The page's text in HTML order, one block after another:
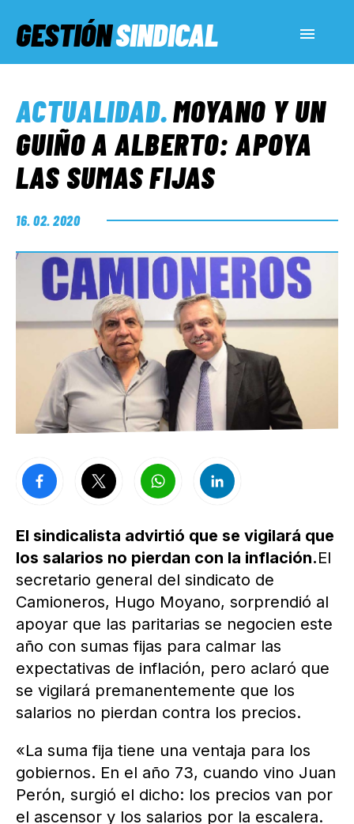
GESTIÓNSINDICAL
SERVICIOS SOCIALES
INFORMES ESPECIALES
FUERA DE MEGÁFONO
EL LADO «G»
ACTUALIDAD.MOYANO Y UN
GUIÑO A ALBERTO: APOYA
LAS SUMAS FIJAS
16. 02. 2020
El sindicalista advirtió que se vigilará que
los salarios no pierdan con la inflación.El
secretario general del sindicato de
Camioneros, Hugo Moyano, sorprendió al
apoyar que las paritarias se negocien este
año con sumas fijas para calmar las
expectativas de inflación, pero aclaró que
se vigilará premanentemente que los
salarios no pierdan contra los precios.
«La suma fija tiene una ventaja para los
gobiernos. En el año 73, cuando vino Juan
Perón, surgió el dicho: los precios van por
el ascensor y los salarios por la escalera.